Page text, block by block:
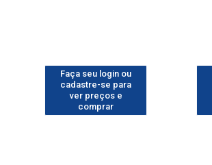
Faça seu login ou
cadastre-se para
ver preços e
comprar